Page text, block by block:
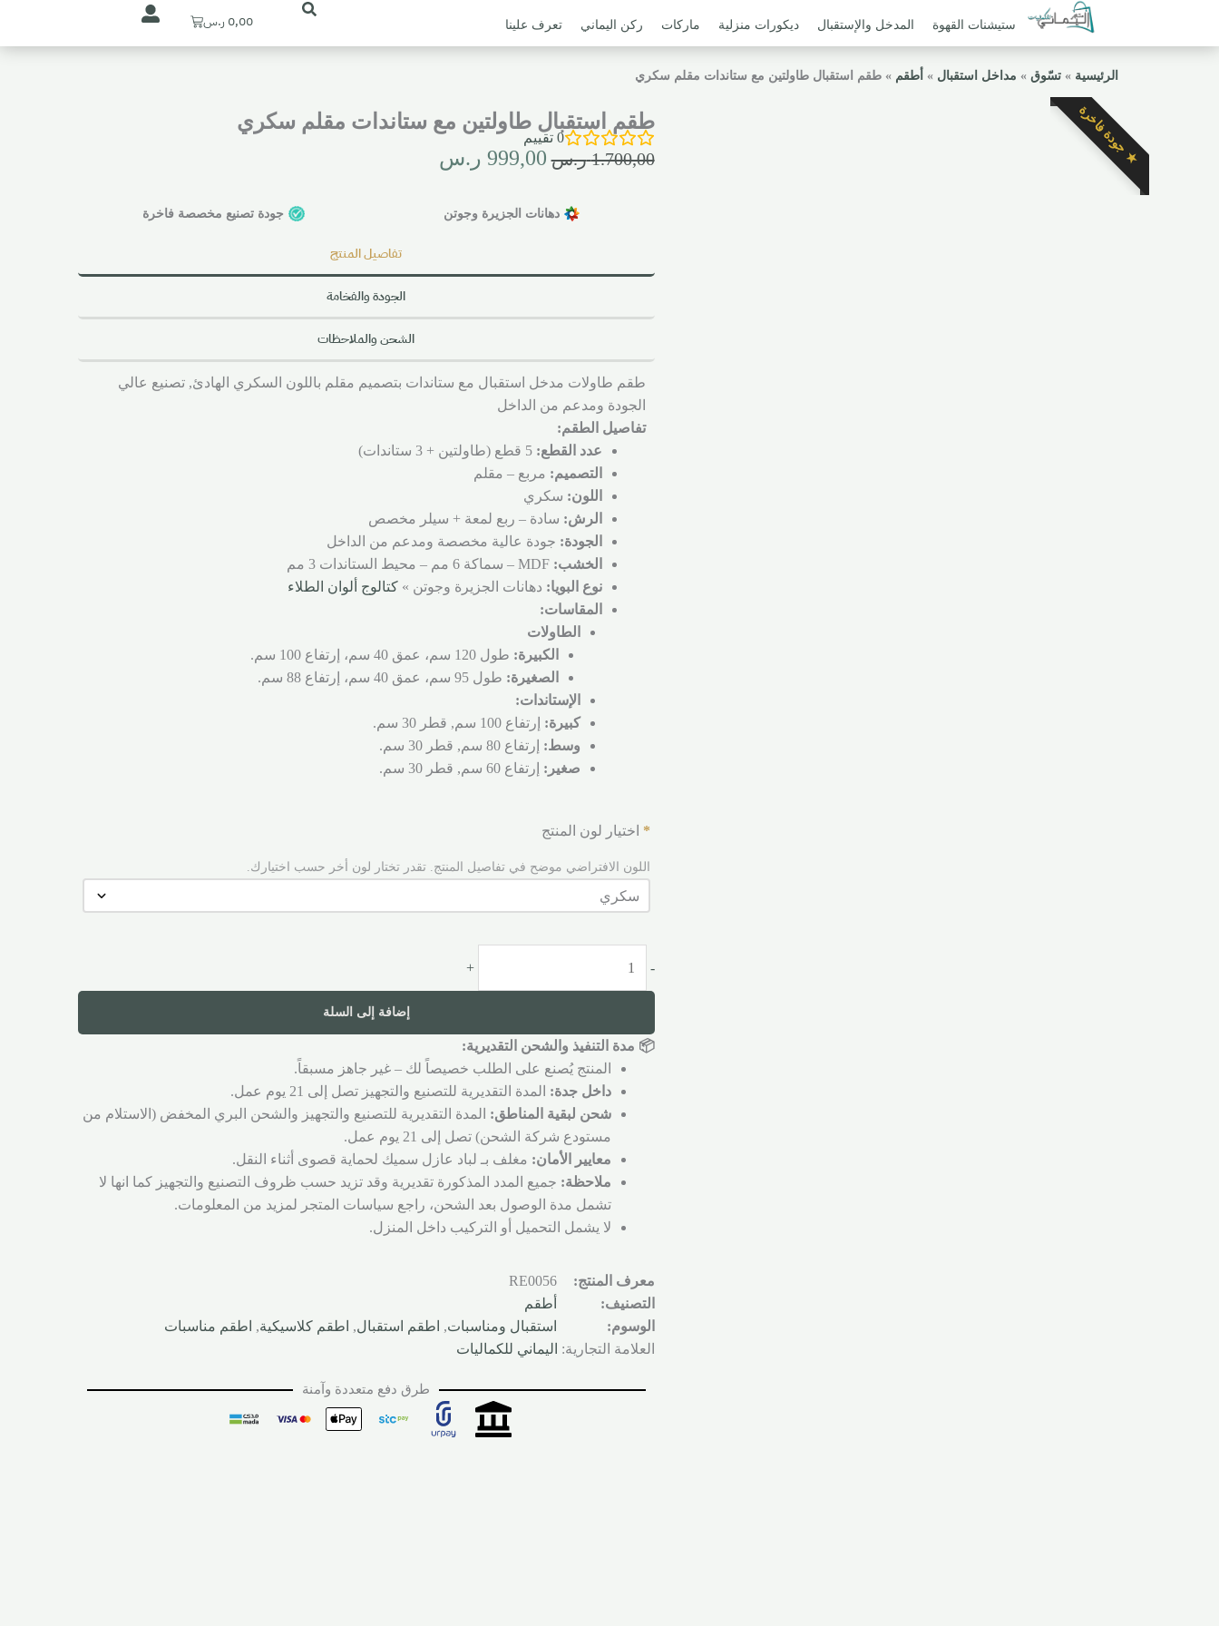
ستيشنات القهوة المدخل والإستقبال ديكورات منزلية ماركات ركن اليماني تعرف علينا 0,00 ر.سCart
الرئيسية »تسّوق » مداخل استقبال » أطقم »طقم استقبال طاولتين مع ستاندات مقلم سكري
★ جودة فاخرة طقم استقبال طاولتين مع ستاندات مقلم سكري
0 تقييم
1.700,00 ر.س 999,00 ر.س
دهانات الجزيرة وجوتن جودة تصنيع مخصصة فاخرة
تفاصيل المنتج
الجودة والفخامة
الشحن والملاحظات
طقم طاولات مدخل استقبال مع ستاندات بتصميم مقلم باللون السكري الهادئ, تصنيع عالي
الجودة ومدعم من الداخل
تفاصيل الطقم:
عدد القطع: 5 قطع (طاولتين + 3 ستاندات)
التصميم: مربع – مقلم
اللون: سكري
الرش: سادة – ربع لمعة + سيلر مخصص
الجودة: جودة عالية مخصصة ومدعم من الداخل
الخشب: MDF – سماكة 6 مم – محيط الستاندات 3 مم
نوع البويا: دهانات الجزيرة وجوتن »كتالوج ألوان الطلاء
المقاسات:
الطاولات
الكبيرة: طول 120 سم، عمق 40 سم، إرتفاع 100 سم.
الصغيرة: طول 95 سم، عمق 40 سم، إرتفاع 88 سم.
الإستاندات:
كبيرة: إرتفاع 100 سم, قطر 30 سم.
وسط: إرتفاع 80 سم, قطر 30 سم.
صغير: إرتفاع 60 سم, قطر 30 سم.
اختيار لون المنتج *
اللون الافتراضي موضح في تفاصيل المنتج. تقدر تختار لون أخر حسب اختيارك.
-
+
إضافة إلى السلة
📦 مدة التنفيذ والشحن التقديرية:
المنتج يُصنع على الطلب خصيصاً لك – غير جاهز مسبقاً.
داخل جدة: المدة التقديرية للتصنيع والتجهيز تصل إلى 21 يوم عمل.
شحن لبقية المناطق: المدة التقديرية للتصنيع والتجهيز والشحن البري المخفض (الاستلام من
مستودع شركة الشحن) تصل إلى 21 يوم عمل.
معايير الأمان: مغلف بـ لباد عازل سميك لحماية قصوى أثناء النقل.
ملاحظة: جميع المدد المذكورة تقديرية وقد تزيد حسب ظروف التصنيع والتجهيز كما انها لا
تشمل مدة الوصول بعد الشحن، راجع سياسات المتجر لمزيد من المعلومات.
لا يشمل التحميل أو التركيب داخل المنزل.
معرف المنتج:
RE0056
التصنيف:
أطقم
الوسوم:
استقبال ومناسبات, اطقم استقبال, اطقم كلاسيكية, اطقم مناسبات
العلامة التجارية: اليماني للكماليات
طرق دفع متعددة وآمنة